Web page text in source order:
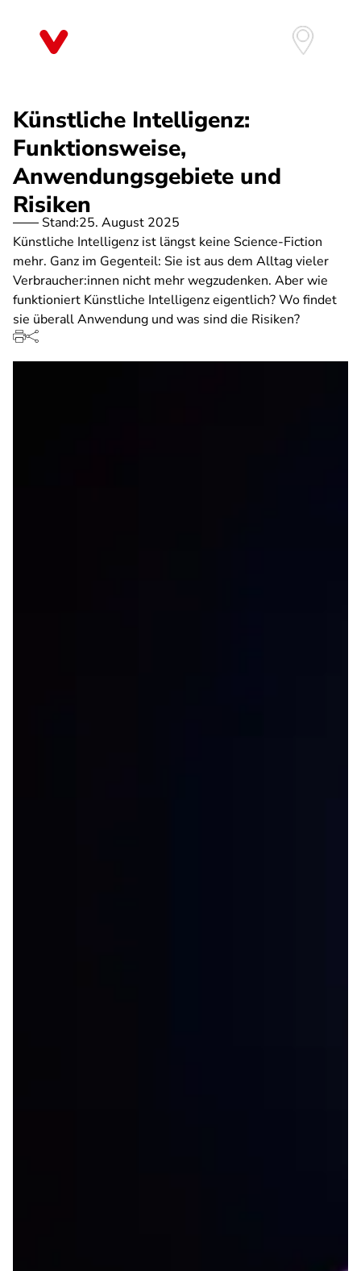
Künstliche Intelligenz:
Funktionsweise,
Anwendungsgebiete und
Risiken
Stand:25. August 2025
Künstliche Intelligenz ist längst keine Science-Fiction
mehr. Ganz im Gegenteil: Sie ist aus dem Alltag vieler
Verbraucher:innen nicht mehr wegzudenken. Aber wie
funktioniert Künstliche Intelligenz eigentlich? Wo findet
sie überall Anwendung und was sind die Risiken?